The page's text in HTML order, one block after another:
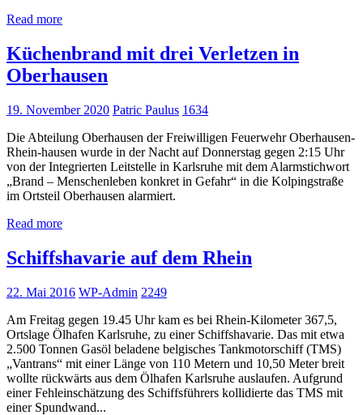
Read more
Küchenbrand mit drei Verletzen in
Oberhausen
19. November 2020 Patric Paulus 1634
Die Abteilung Oberhausen der Freiwilligen Feuerwehr Oberhausen-
Rhein-hausen wurde in der Nacht auf Donnerstag gegen 2:15 Uhr
von der Integrierten Leitstelle in Karlsruhe mit dem Alarmstichwort
„Brand – Menschenleben konkret in Gefahr“ in die Kolpingstraße
im Ortsteil Oberhausen alarmiert.
Read more
Schiffshavarie auf dem Rhein
22. Mai 2016 WP-Admin 2249
Am Freitag gegen 19.45 Uhr kam es bei Rhein-Kilometer 367,5,
Ortslage Ölhafen Karlsruhe, zu einer Schiffshavarie. Das mit etwa
2.500 Tonnen Gasöl beladene belgisches Tankmotorschiff (TMS)
„Vantrans“ mit einer Länge von 110 Metern und 10,50 Meter breit
wollte rückwärts aus dem Ölhafen Karlsruhe auslaufen. Aufgrund
einer Fehleinschätzung des Schiffsführers kollidierte das TMS mit
einer Spundwand...